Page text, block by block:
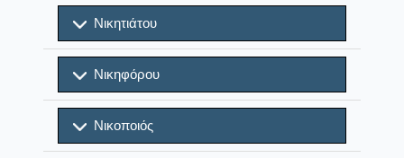
Νικητιάτου
Νικηφόρου
Νικοποιός